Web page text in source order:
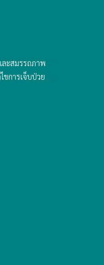
ละสมรรถภาพ
การเจ็บป่วย